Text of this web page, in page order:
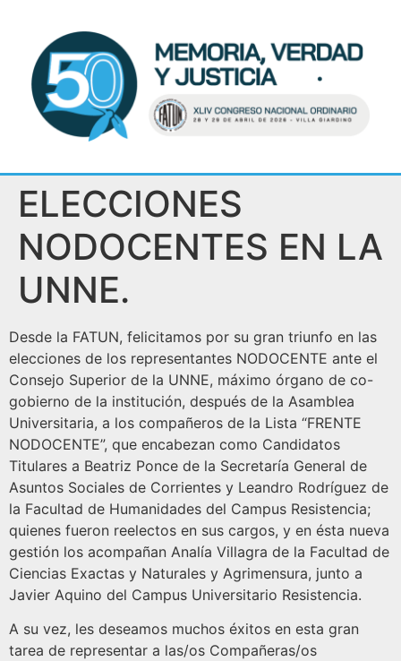
ELECCIONES
NODOCENTES EN LA
UNNE.
Desde la FATUN, felicitamos por su gran triunfo en las
elecciones de los representantes NODOCENTE ante el
Consejo Superior de la UNNE, máximo órgano de co-
gobierno de la institución, después de la Asamblea
Universitaria, a los compañeros de la Lista “FRENTE
NODOCENTE”, que encabezan como Candidatos
Titulares a Beatriz Ponce de la Secretaría General de
Asuntos Sociales de Corrientes y Leandro Rodríguez de
la Facultad de Humanidades del Campus Resistencia;
quienes fueron reelectos en sus cargos, y en ésta nueva
gestión los acompañan Analía Villagra de la Facultad de
Ciencias Exactas y Naturales y Agrimensura, junto a
Javier Aquino del Campus Universitario Resistencia.
A su vez, les deseamos muchos éxitos en esta gran
tarea de representar a las/os Compañeras/os